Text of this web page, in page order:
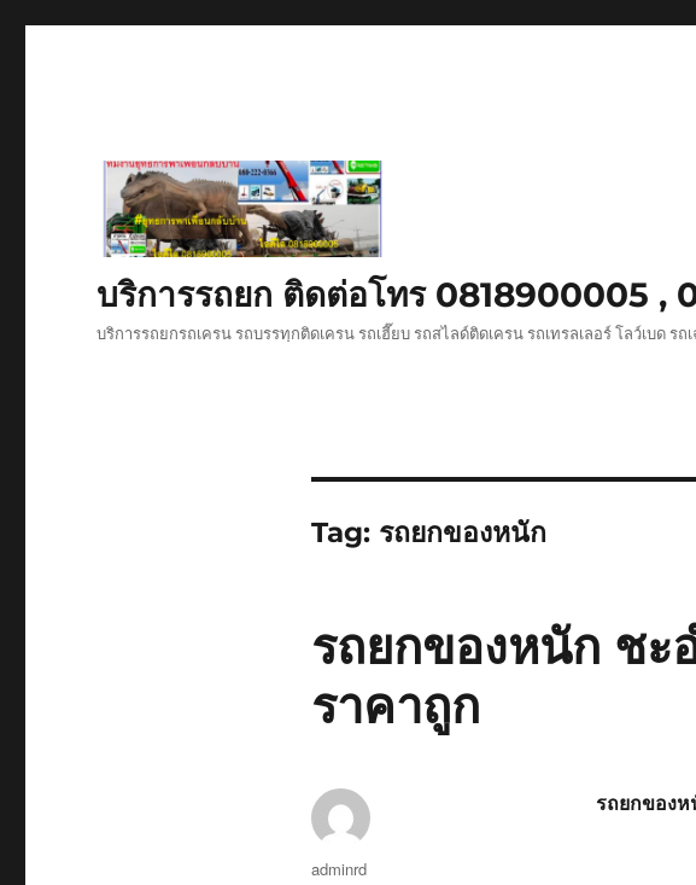
บริการรถยก ติดต่อโทร 0818900005 ,
บริการรถยกรถเครน รถบรรทุกติดเครน รถเฮี๊ยบ รถสไลด์ติดเครน รถเทรลเลอร์ โลว์เบด
Tag: รถยกของหนัก
รถยกของหนัก ชะ
ราคาถูก
รถยกของ
Author
adminrd